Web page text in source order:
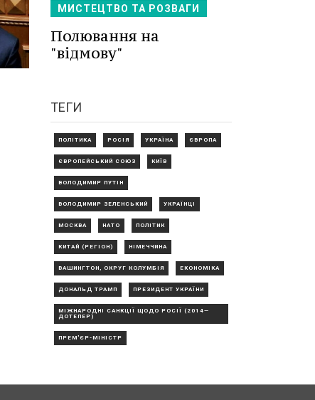
МИСТЕЦТВО ТА РОЗВАГИ
Полювання на
"відмову"
ТЕГИ
ПОЛІТИКА РОСІЯ УКРАЇНА ЄВРОПА
ЄВРОПЕЙСЬКИЙ СОЮЗ КИЇВ
ВОЛОДИМИР ПУТІН
ВОЛОДИМИР ЗЕЛЕНСЬКИЙ УКРАЇНЦІ
МОСКВА НАТО ПОЛІТИК
КИТАЙ (РЕГІОН) НІМЕЧЧИНА
ВАШИНГТОН, ОКРУГ КОЛУМБІЯ ЕКОНОМІКА
ДОНАЛЬД ТРАМП ПРЕЗИДЕНТ УКРАЇНИ
МІЖНАРОДНІ САНКЦІЇ ЩОДО РОСІЇ (2014—
ДОТЕПЕР)
ПРЕМ'ЄР-МІНІСТР